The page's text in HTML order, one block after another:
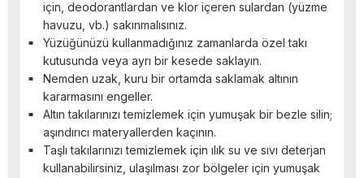
için, deodorantlardan ve klor içeren sulardan (yüzme
havuzu, vb.) sakınmalısınız.
Yüzüğünüzü kullanmadığınız zamanlarda özel takı
kutusunda veya ayrı bir kesede saklayın.
Nemden uzak, kuru bir ortamda saklamak altının
kararmasını engeller.
Altın takılarınızı temizlemek için yumuşak bir bezle silin;
aşındırıcı materyallerden kaçının.
Taşlı takılarınızı temizlemek için ılık su ve sıvı deterjan
kullanabilirsiniz, ulaşılması zor bölgeler için yumuşak